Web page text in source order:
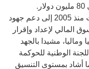
وقال انطلاقا من اهتمام المؤسسة بادرت منذ 2005 إلى دعم جهود
المالي لإعداد وإقرار
مشيدا بالجهد
الوطنية للحوكمة
أشاد بمستوى التنسيق